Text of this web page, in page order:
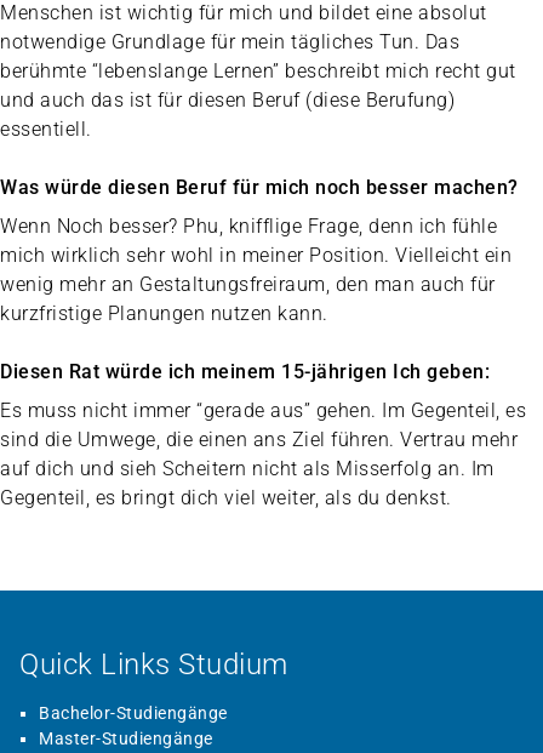
Menschen ist wichtig für mich und bildet eine absolut
notwendige Grundlage für mein tägliches Tun. Das
berühmte “lebenslange Lernen” beschreibt mich recht gut
und auch das ist für diesen Beruf (diese Berufung)
essentiell.
Was würde diesen Beruf für mich noch besser machen?
Wenn Noch besser? Phu, knifflige Frage, denn ich fühle
mich wirklich sehr wohl in meiner Position. Vielleicht ein
wenig mehr an Gestaltungsfreiraum, den man auch für
kurzfristige Planungen nutzen kann.
Diesen Rat würde ich meinem 15-jährigen Ich geben:
Es muss nicht immer “gerade aus” gehen. Im Gegenteil, es
sind die Umwege, die einen ans Ziel führen. Vertrau mehr
auf dich und sieh Scheitern nicht als Misserfolg an. Im
Gegenteil, es bringt dich viel weiter, als du denkst.
Quick Links Studium
Bachelor-Studiengänge
Master-Studiengänge